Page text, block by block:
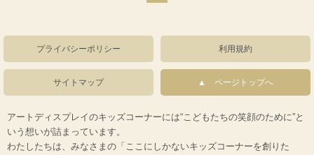
プライバシーポリシー 利用規約
サイトマップ ページトップへ
アートディスプレイのキッズコーナーには“こどもたちの笑顔のために”と
いう想いが詰まっています。
わたしたちは、みなさまの「ここにしかないキッズコーナーを創りた